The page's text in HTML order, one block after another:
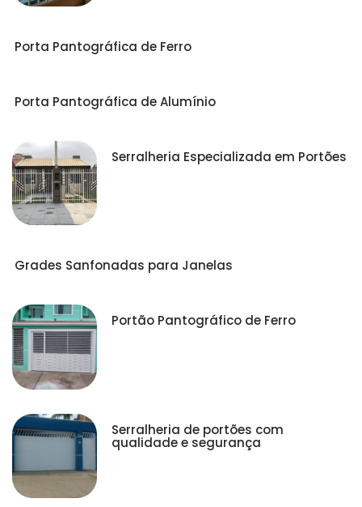
Porta Pantográfica de Ferro
Porta Pantográfica de Alumínio
Serralheria Especializada em Portões
Grades Sanfonadas para Janelas
Portão Pantográfico de Ferro
Serralheria de portões com
qualidade e segurança